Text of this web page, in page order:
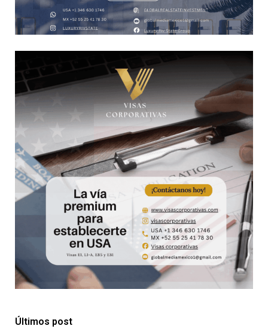
Últimos post